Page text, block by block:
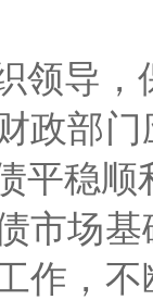
领导
部门
平稳顺
场基
作，